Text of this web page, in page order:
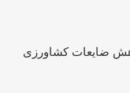
ضایعات کشاورزی